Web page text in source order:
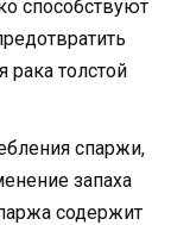
способствуют
рака толстой
спаржи,
запаха
содержит